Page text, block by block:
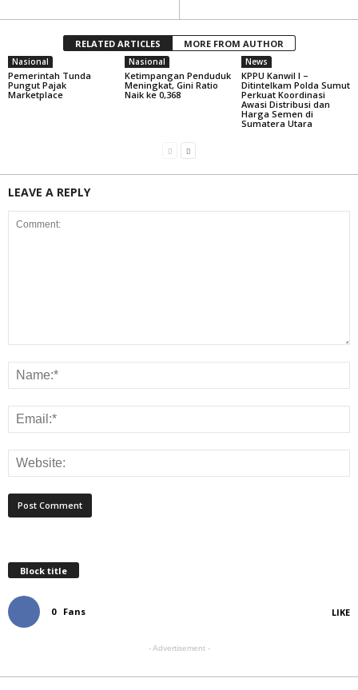
RELATED ARTICLES MORE FROM AUTHOR
Nasional
Pemerintah Tunda
Pungut Pajak
Marketplace
Nasional
Ketimpangan Penduduk
Meningkat, Gini Ratio
Naik ke 0,368
News
KPPU Kanwil I –
Ditintelkam Polda Sumut
Perkuat Koordinasi
Awasi Distribusi dan
Harga Semen di
Sumatera Utara
LEAVE A REPLY
Block title
0 Fans LIKE
- Advertisement -